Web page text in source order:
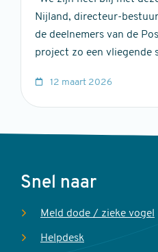
Nijland, directeur-
de deelnemers van de
project zo een vliegende
12 maart 2026
Voet
Snel naar
Meld dode / zieke vogel
Helpdesk